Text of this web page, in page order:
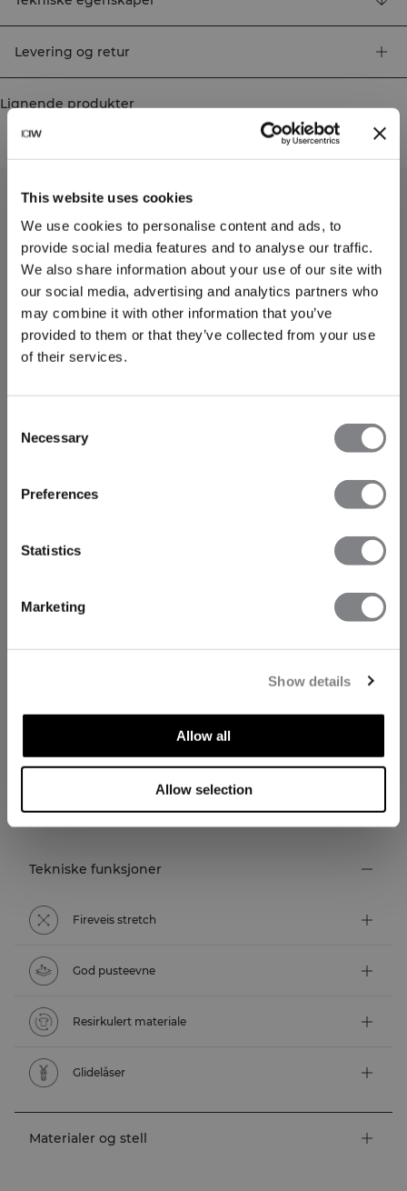
This website uses cookies
We use cookies to personalise content and ads, to
provide social media features and to analyse our traffic.
We also share information about your use of our site with
our social media, advertising and analytics partners who
may combine it with other information that you’ve
provided to them or that they’ve collected from your use
of their services.
Selection
Necessary
Preferences
Statistics
Marketing
Show details
Allow all
Allow selection
fukttransporterende egenskaper, og en 1/4 glidelås som gir lufting. Stram og
beskåret passform med racerrygg. Tettsittende passform,
resirkulert nylon, 14% elastan.
Levering og retur
Lignende produkter
TEKNISKE EGENSKAPER
Tekniske funksjoner
Fireveis stretch
God pusteevne
Resirkulert materiale
Glidelåser
Materialer og stell